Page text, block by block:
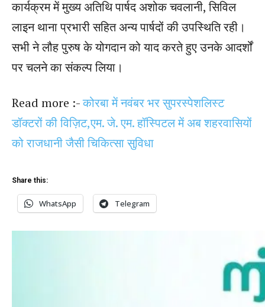
कार्यक्रम में मुख्य अतिथि पार्षद अशोक चवलानी, सिविल
लाइन थाना प्रभारी सहित अन्य पार्षदों की उपस्थिति रही।
सभी ने लौह पुरुष के योगदान को याद करते हुए उनके आदर्शों
पर चलने का संकल्प लिया।
Read more :-कोरबा में नवंबर भर सुपरस्पेशलिस्ट
डॉक्टरों की विज़िट,एम. जे. एम. हॉस्पिटल में अब शहरवासियों
को राजधानी जैसी चिकित्सा सुविधा
Share this:
WhatsApp Telegram